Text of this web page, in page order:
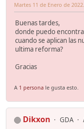
Martes 11 de Enero de
Buenas tardes,
donde puedo
cuando se aplican las
ultima reforma?
Gracias
A 1 persona le gusta esto.
Dikxon GDA